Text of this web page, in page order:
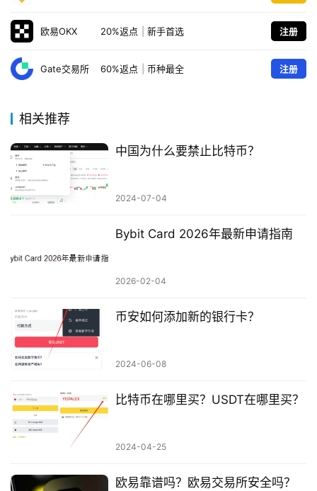
欧易OKX 20%返点 新手首选 注册
Gate交易所 60%返点 币种最全 注册
相关推荐
中国为什么要禁止比特币？
2024-07-04
Bybit Card 2026年最新申请指南
2026-02-04
币安如何添加新的银行卡？
2024-06-08
比特币在哪里买？USDT在哪里买？
2024-04-25
欧易靠谱吗？欧易交易所安全吗？